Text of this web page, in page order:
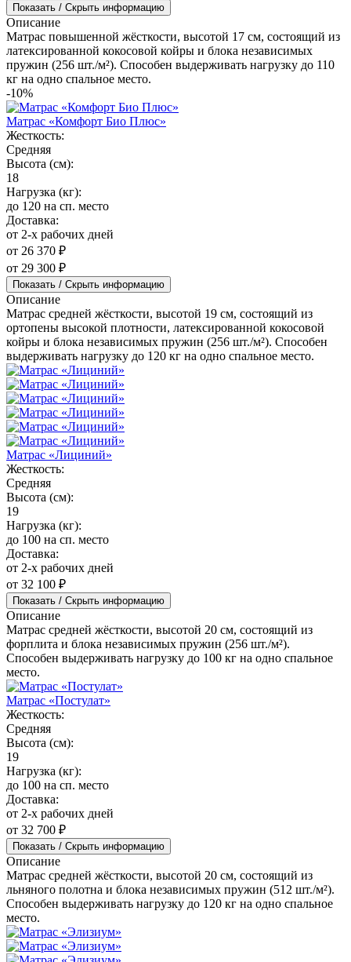
Показать / Скрыть информацию
Описание
Матрас повышенной жёсткости, высотой 17 см, состоящий из
латексированной кокосовой койры и блока независимых
пружин (256 шт./м²). Способен выдерживать нагрузку до 110
кг на одно спальное место.
-10%
Матрас «Комфорт Био Плюс»
Жесткость:
Средняя
Высота (см):
18
Нагрузка (кг):
до 120 на сп. место
Доставка:
от 2-х рабочих дней
от 26 370 ₽
от 29 300 ₽
Показать / Скрыть информацию
Описание
Матрас средней жёсткости, высотой 19 см, состоящий из
ортопены высокой плотности, латексированной кокосовой
койры и блока независимых пружин (256 шт./м²). Способен
выдерживать нагрузку до 120 кг на одно спальное место.
Матрас «Лициний»
Жесткость:
Средняя
Высота (см):
19
Нагрузка (кг):
до 100 на сп. место
Доставка:
от 2-х рабочих дней
от 32 100 ₽
Показать / Скрыть информацию
Описание
Матрас средней жёсткости, высотой 20 см, состоящий из
форплита и блока независимых пружин (256 шт./м²).
Способен выдерживать нагрузку до 100 кг на одно спальное
место.
Матрас «Постулат»
Жесткость:
Средняя
Высота (см):
19
Нагрузка (кг):
до 100 на сп. место
Доставка:
от 2-х рабочих дней
от 32 700 ₽
Показать / Скрыть информацию
Описание
Матрас средней жёсткости, высотой 20 см, состоящий из
льняного полотна и блока независимых пружин (512 шт./м²).
Способен выдерживать нагрузку до 120 кг на одно спальное
место.